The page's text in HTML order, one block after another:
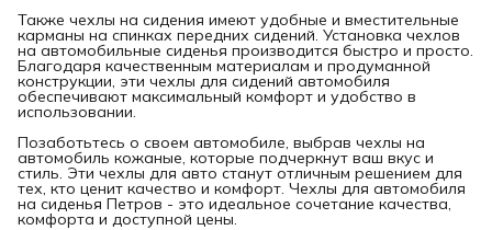
Также чехлы на сидения имеют удобные и вместительные
карманы на спинках передних сидений. Установка чехлов
на автомобильные сиденья производится быстро и просто.
Благодаря качественным материалам и продуманной
конструкции, эти чехлы для сидений автомобиля
обеспечивают максимальный комфорт и удобство в
использовании.
Позаботьтесь о своем автомобиле, выбрав чехлы на
автомобиль кожаные, которые подчеркнут ваш вкус и
стиль. Эти чехлы для авто станут отличным решением для
тех, кто ценит качество и комфорт. Чехлы для автомобиля
на сиденья Петров - это идеальное сочетание качества,
комфорта и доступной цены.